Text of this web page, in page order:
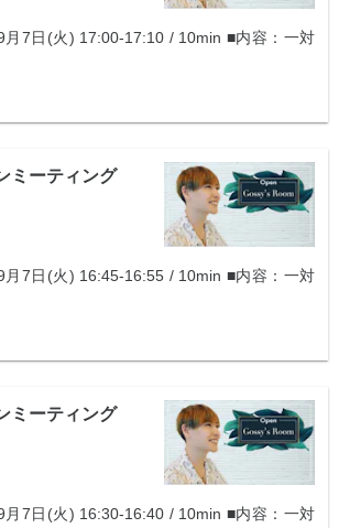
月7日(火) 17:00-17:10 / 10min ■内容：一対
ミーティング
月7日(火) 16:45-16:55 / 10min ■内容：一対
ミーティング
月7日(火) 16:30-16:40 / 10min ■内容：一対